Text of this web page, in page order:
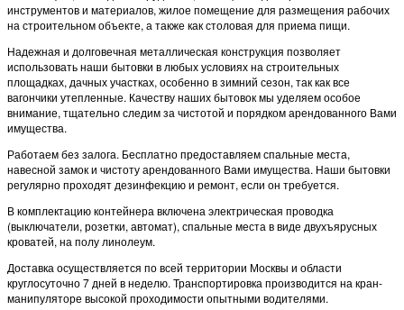
инструментов и материалов, жилое помещение для размещения рабочих
на строительном объекте, а также как столовая для приема пищи.
Надежная и долговечная металлическая конструкция позволяет
использовать наши бытовки в любых условиях на строительных
площадках, дачных участках, особенно в зимний сезон, так как все
вагончики утепленные. Качеству наших бытовок мы уделяем особое
внимание, тщательно следим за чистотой и порядком арендованного Вами
имущества.
Работаем без залога. Бесплатно предоставляем спальные места,
навесной замок и чистоту арендованного Вами имущества. Наши бытовки
регулярно проходят дезинфекцию и ремонт, если он требуется.
В комплектацию контейнера включена электрическая проводка
(выключатели, розетки, автомат), спальные места в виде двухъярусных
кроватей, на полу линолеум.
Доставка осуществляется по всей территории Москвы и области
круглосуточно 7 дней в неделю. Транспортировка производится на кран-
манипуляторе высокой проходимости опытными водителями.